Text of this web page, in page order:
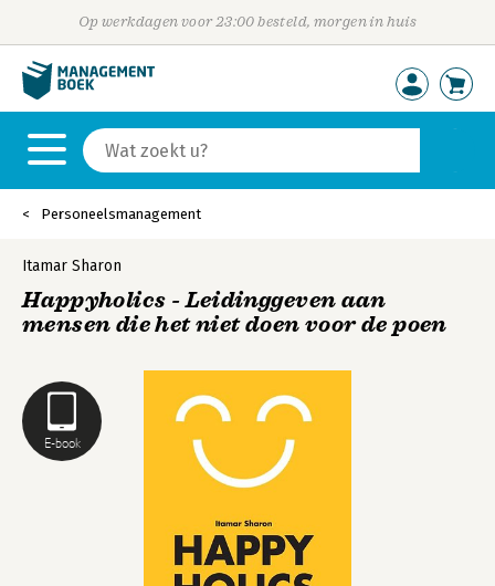
Op werkdagen voor 23:00 besteld, morgen in huis
Personeelsmanagement
E-book
Itamar Sharon
Happyholics - Leidinggeven aan
mensen die het niet doen voor de poen